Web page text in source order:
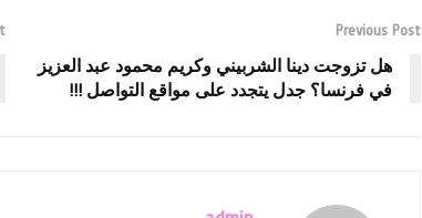
Previous Post
هل تزوجت دينا الشربيني وكريم محمود عبد العزيز
في فرنسا؟ جدل يتجدد على مواقع التواصل !!!